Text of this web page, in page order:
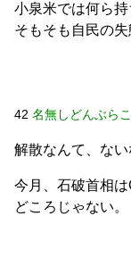
小泉米では何ら
そもそも自民の
42 名無しどんぶらこ
解散なんて、ない
今月、石破首相
どころじゃない。